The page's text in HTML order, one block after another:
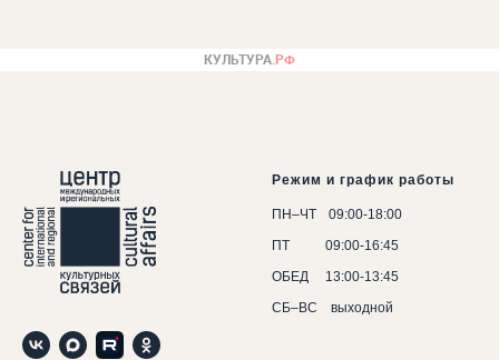
Режим и график работы
ПН–ЧТ.... 09:00-18:00
ПТ.... . .... 09:00-16:45
ОБЕД
13:00-13:45
СБ–ВС
выходной